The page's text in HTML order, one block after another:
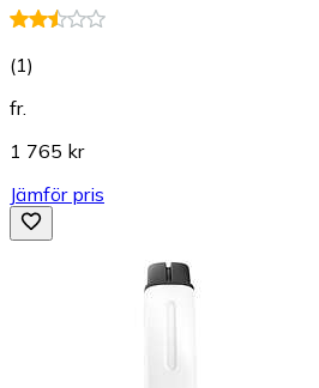
(1)
fr.
1 765 kr
Jämför pris